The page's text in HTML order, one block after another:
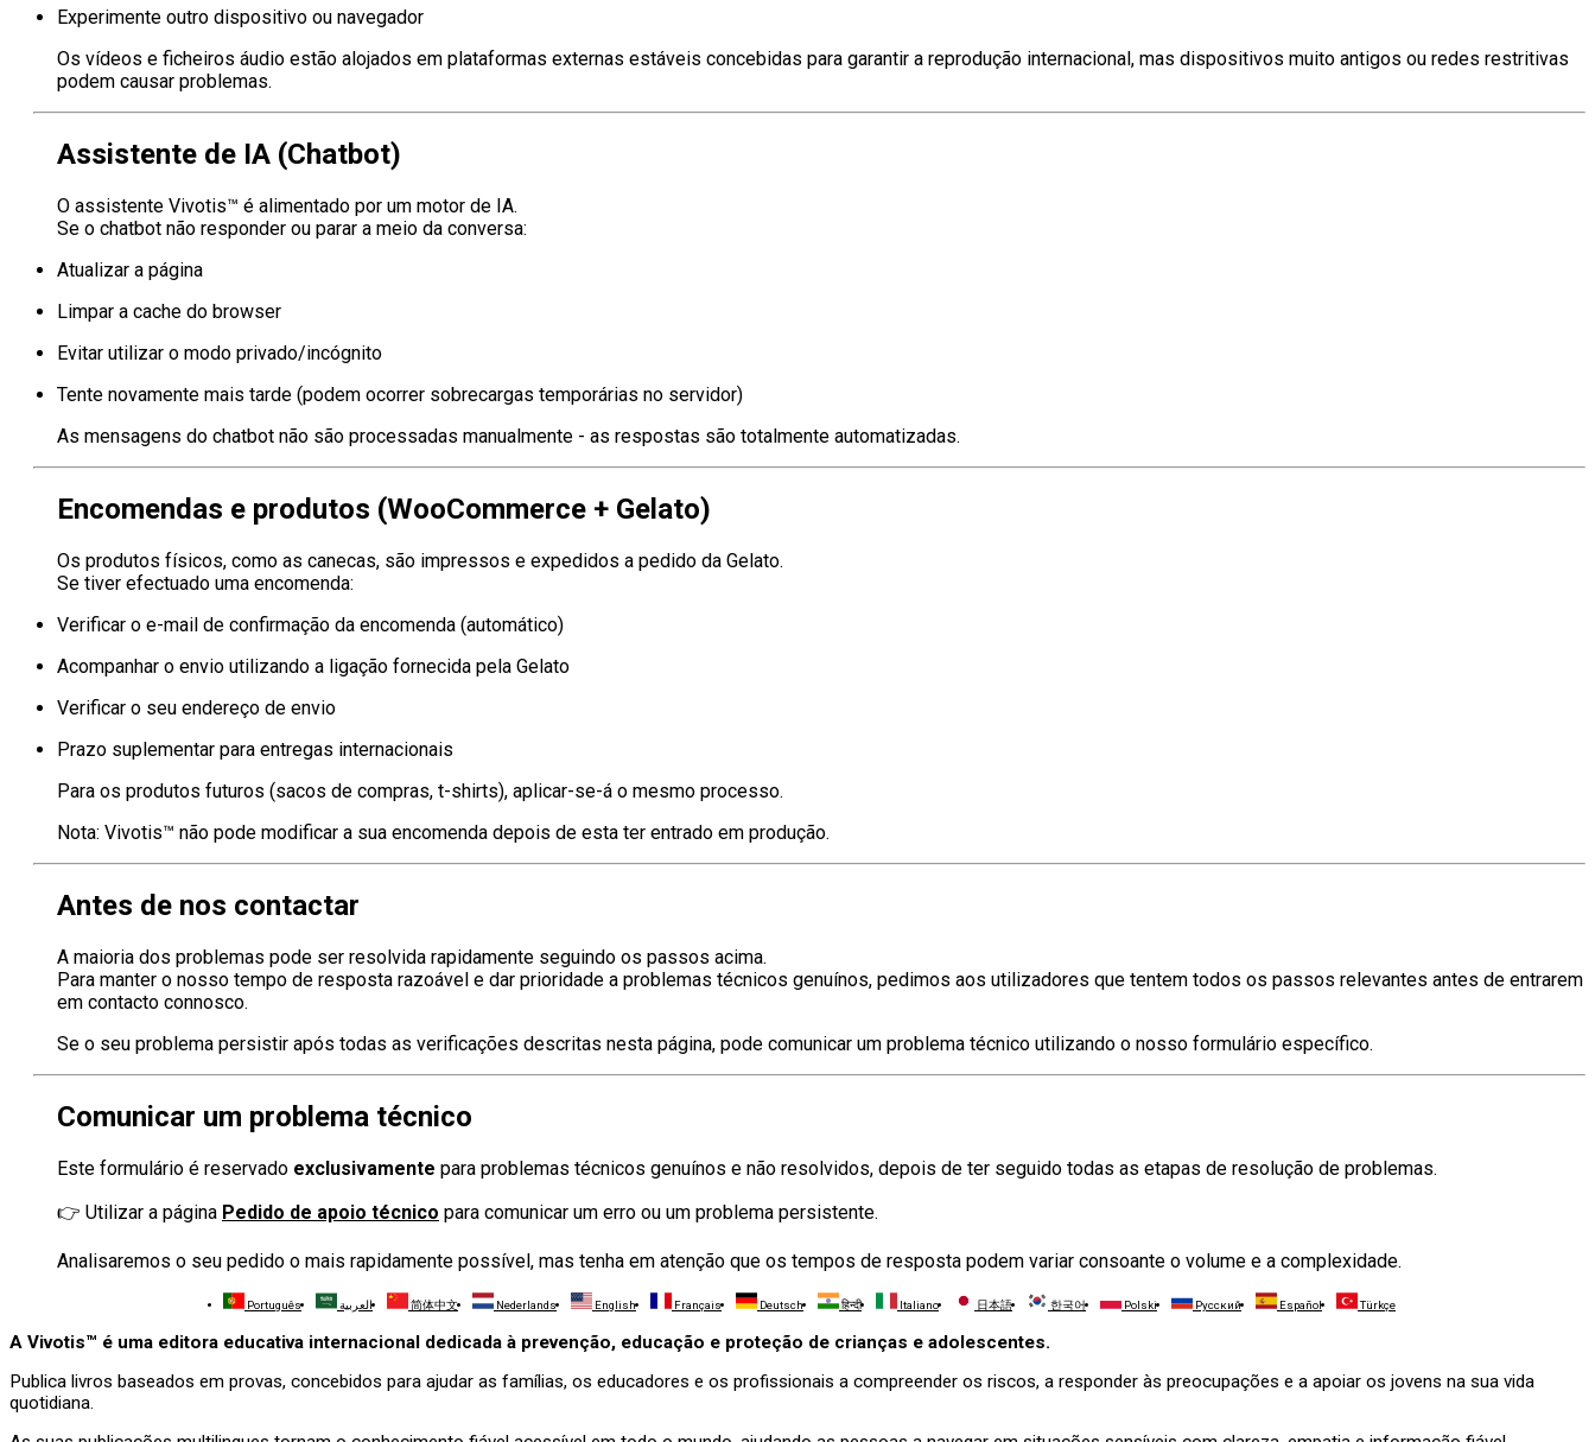
Experimente outro dispositivo ou navegador
Os vídeos e ficheiros áudio estão alojados em plataformas externas estáveis concebidas para garantir a reprodução internacional, mas dispositivos muito antigos ou redes restritivas
podem causar problemas.
Assistente de IA (Chatbot)
O assistente Vivotis™ é alimentado por um motor de IA.
Se o chatbot não responder ou parar a meio da conversa:
Atualizar a página
Limpar a cache do browser
Evitar utilizar o modo privado/incógnito
Tente novamente mais tarde (podem ocorrer sobrecargas temporárias no servidor)
As mensagens do chatbot não são processadas manualmente - as respostas são totalmente automatizadas.
Encomendas e produtos (WooCommerce + Gelato)
Os produtos físicos, como as canecas, são impressos e expedidos a pedido da Gelato.
Se tiver efectuado uma encomenda:
Verificar o e-mail de confirmação da encomenda (automático)
Acompanhar o envio utilizando a ligação fornecida pela Gelato
Verificar o seu endereço de envio
Prazo suplementar para entregas internacionais
Para os produtos futuros (sacos de compras, t-shirts), aplicar-se-á o mesmo processo.
Nota: Vivotis™ não pode modificar a sua encomenda depois de esta ter entrado em produção.
Antes de nos contactar
A maioria dos problemas pode ser resolvida rapidamente seguindo os passos acima.
Para manter o nosso tempo de resposta razoável e dar prioridade a problemas técnicos genuínos, pedimos aos utilizadores que tentem todos os passos relevantes antes de entrarem
em contacto connosco.
Se o seu problema persistir após todas as verificações descritas nesta página, pode comunicar um problema técnico utilizando o nosso formulário específico.
Comunicar um problema técnico
Este formulário é reservado exclusivamente para problemas técnicos genuínos e não resolvidos, depois de ter seguido todas as etapas de resolução de problemas.
👉 Utilizar a página Pedido de apoio técnico para comunicar um erro ou um problema persistente.
Analisaremos o seu pedido o mais rapidamente possível, mas tenha em atenção que os tempos de resposta podem variar consoante o volume e a complexidade.
Português العربية 简体中文 Nederlands English Français Deutsch हिन्दी Italiano 日本語 한국어 Polski Русский Español Türkçe
A Vivotis™ é uma editora educativa internacional dedicada à prevenção, educação e proteção de crianças e adolescentes.
Publica livros baseados em provas, concebidos para ajudar as famílias, os educadores e os profissionais a compreender os riscos, a responder às preocupações e a apoiar os jovens na sua vida
quotidiana.